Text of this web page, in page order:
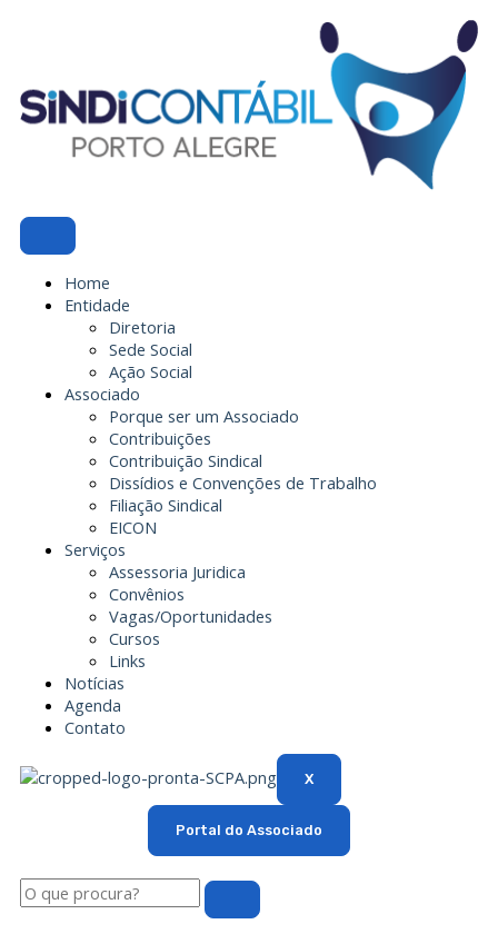
Home
Entidade
Diretoria
Sede Social
Ação Social
Associado
Porque ser um Associado
Contribuições
Contribuição Sindical
Dissídios e Convenções de Trabalho
Filiação Sindical
EICON
Serviços
Assessoria Juridica
Convênios
Vagas/Oportunidades
Cursos
Links
Notícias
Agenda
Contato
X
Portal do Associado
Pesquisar